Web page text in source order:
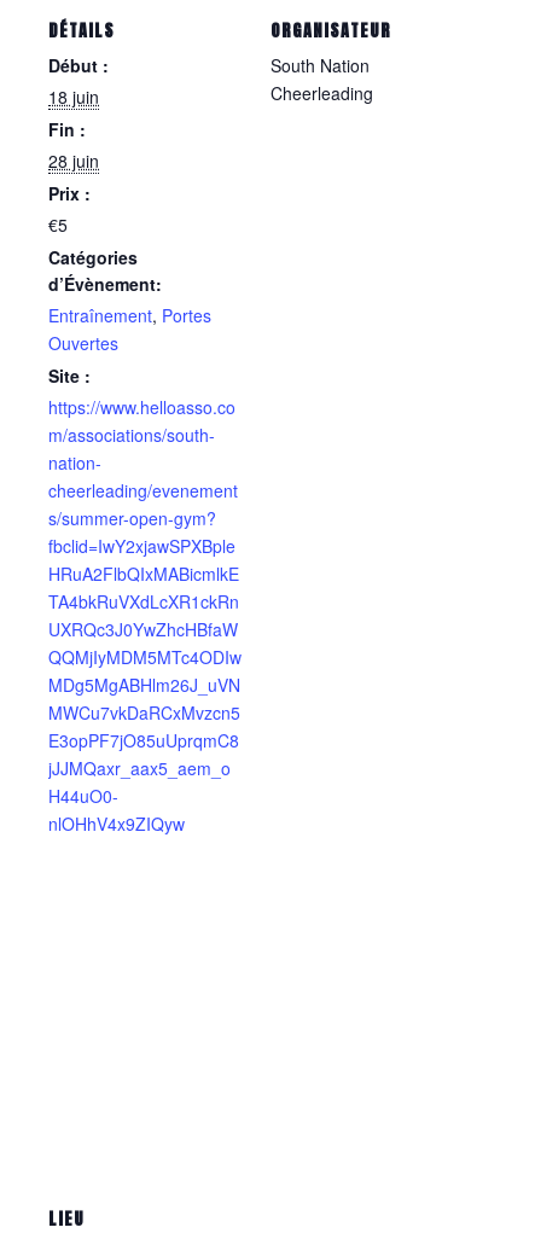
DÉTAILS
Début :
18 juin
Fin :
28 juin
Prix :
€5
Catégories
d’Évènement:
Entraînement, Portes
Ouvertes
Site :
https://www.helloasso.co
m/associations/south-
nation-
cheerleading/evenement
s/summer-open-gym?
fbclid=IwY2xjawSPXBple
HRuA2FlbQIxMABicmlkE
TA4bkRuVXdLcXR1ckRn
UXRQc3J0YwZhcHBfaW
QQMjIyMDM5MTc4ODIw
MDg5MgABHlm26J_uVN
MWCu7vkDaRCxMvzcn5
E3opPF7jO85uUprqmC8
jJJMQaxr_aax5_aem_o
H44uO0-
nlOHhV4x9ZIQyw
ORGANISATEUR
South Nation
Cheerleading
LIEU